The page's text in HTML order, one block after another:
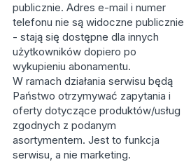
publicznie. Adres e-mail i numer
telefonu nie są widoczne publicznie
- stają się dostępne dla innych
użytkowników dopiero po
wykupieniu abonamentu.
W ramach działania serwisu będą
Państwo otrzymywać zapytania i
oferty dotyczące produktów/usług
zgodnych z podanym
asortymentem. Jest to funkcja
serwisu, a nie marketing.